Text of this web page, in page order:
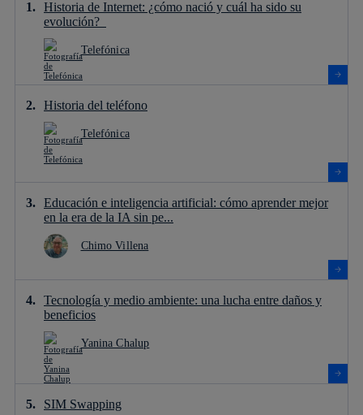
Historia de Internet: ¿cómo nació y cuál ha sido su
evolución?
Telefónica
Historia del teléfono
Telefónica
Educación e inteligencia artificial: cómo aprender mejor
en la era de la IA sin pe...
Chimo Villena
Tecnología y medio ambiente: una lucha entre daños y
beneficios
Yanina Chalup
SIM Swapping